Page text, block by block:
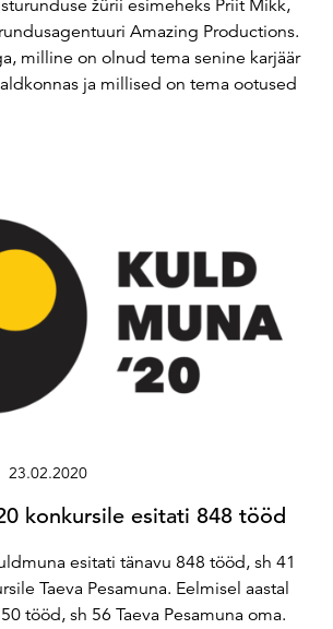
žürii esimeheks Priit Mikk,
Amazing Productions.
milline on olnud tema senine karjäär
ja millised on tema ootused
23.02.2020
konkursile esitati 848 tööd
esitati tänavu 848 tööd, sh 41
Taeva Pesamuna. Eelmisel aastal
tööd, sh 56 Taeva Pesamuna oma.